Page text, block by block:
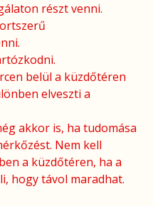
részt venni.
belül a küzdőtéren
elveszti a
akkor is, ha tudomása
Nem kell
a küzdőtéren, ha a
hogy távol maradhat.